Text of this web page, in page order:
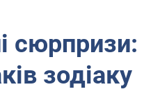
сюрпризи:
зодіаку